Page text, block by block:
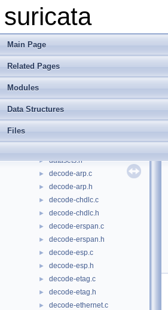
suricata
Main Page
Related Pages
Modules
Data Structures
Files
► datasets-ipv4.h
►
► datasets-md5.c
► datasets-md5.h
► datasets-sha256.h
► datasets-string.c
► datasets.h
► decode-arp.c
► decode-arp.h
► decode-chdlc.c
► decode-chdlc.h
► decode-erspan.c
► decode-erspan.h
► decode-esp.c
► decode-esp.h
► decode-etag.c
► decode-etag.h
► decode-ethernet.c